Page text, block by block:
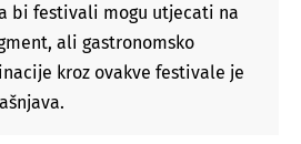
bi festivali mogu utjecati na
ali gastronomsko
kroz ovakve festivale je